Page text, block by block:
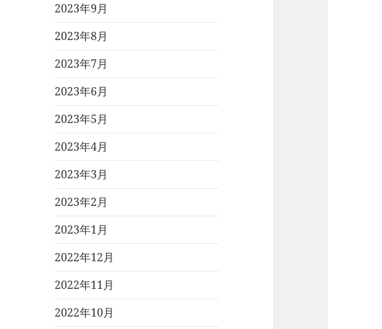
2023年9月
2023年8月
2023年7月
2023年6月
2023年5月
2023年4月
2023年3月
2023年2月
2023年1月
2022年12月
2022年11月
2022年10月